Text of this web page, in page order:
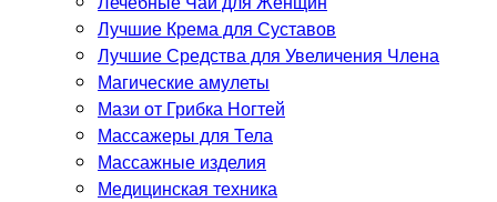
Лучшие Крема для Суставов
Лучшие Средства для Увеличения Члена
Магические амулеты
Мази от Грибка Ногтей
Массажеры для Тела
Массажные изделия
Медицинская техника